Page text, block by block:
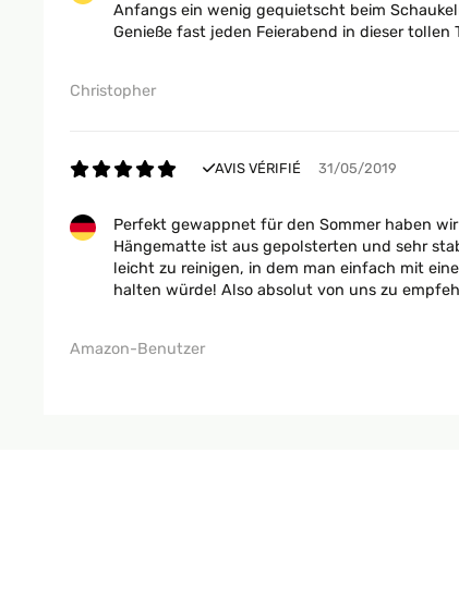
Anfangs ein wenig gequietscht beim
Genieße fast jeden Feierabend in dieser tollen
Christopher
AVIS VÉRIFIÉ 31/05/2019
Perfekt gewappnet für den Sommer haben
Hängematte ist aus gepolsterten und sehr
leicht zu reinigen, in dem man einfach mit
halten würde! Also absolut von uns zu
Amazon-Benutzer